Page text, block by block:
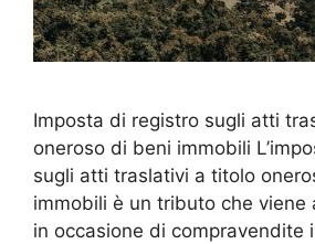
Imposta di registro sugli atti
oneroso di beni immobili
sugli atti traslativi a titolo
immobili è un tributo che viene
in occasione di compravendite